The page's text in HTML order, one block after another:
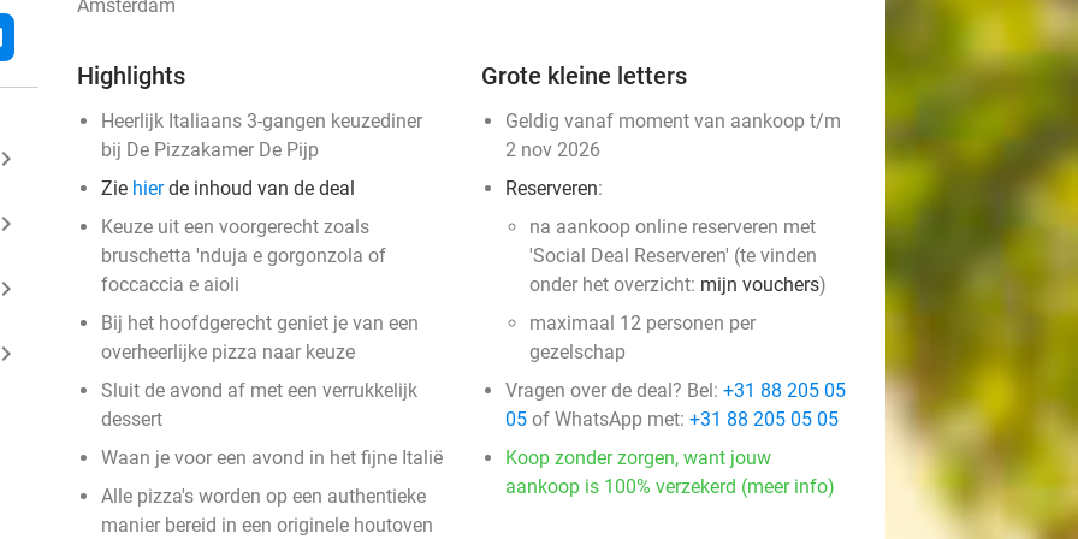
keyboard_arrow_right
keyboard_arrow_right
keyboard_arrow_right
keyboard_arrow_right
Amsterdam
Highlights
Heerlijk Italiaans 3-gangen keuzediner
bij De Pizzakamer De Pijp
Zie hierde inhoud van de deal
Keuze uit een voorgerecht zoals
bruschetta 'nduja e gorgonzola of
foccaccia e aioli
Bij het hoofdgerecht geniet je van een
overheerlijke pizza naar keuze
Sluit de avond af met een verrukkelijk
dessert
Waan je voor een avond in het fijne Italië
Alle pizza's worden op een authentieke
manier bereid in een originele houtoven
Grote kleine letters
Geldig vanaf moment van aankoop t/m
2 nov 2026
Reserveren:
na aankoop online reserveren met
'Social Deal Reserveren' (te vinden
onder het overzicht: mijn vouchers)
maximaal 12 personen per
gezelschap
Vragen over de deal? Bel: +31 88 205 05
05 of WhatsApp met: +31 88 205 05 05
Koop zonder zorgen, want jouw
aankoop is 100% verzekerd (meer info)